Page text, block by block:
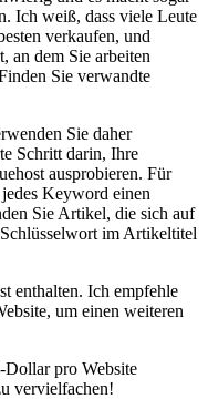
Ich weiß, dass viele Leute
verkaufen, und
an dem Sie arbeiten
Sie verwandte
Sie daher
Schritt darin, Ihre
ausprobieren. Für
Keyword einen
Sie Artikel, die sich auf
im Artikeltitel
enthalten. Ich empfehle
um einen weiteren
Dollar pro Website
vervielfachen!